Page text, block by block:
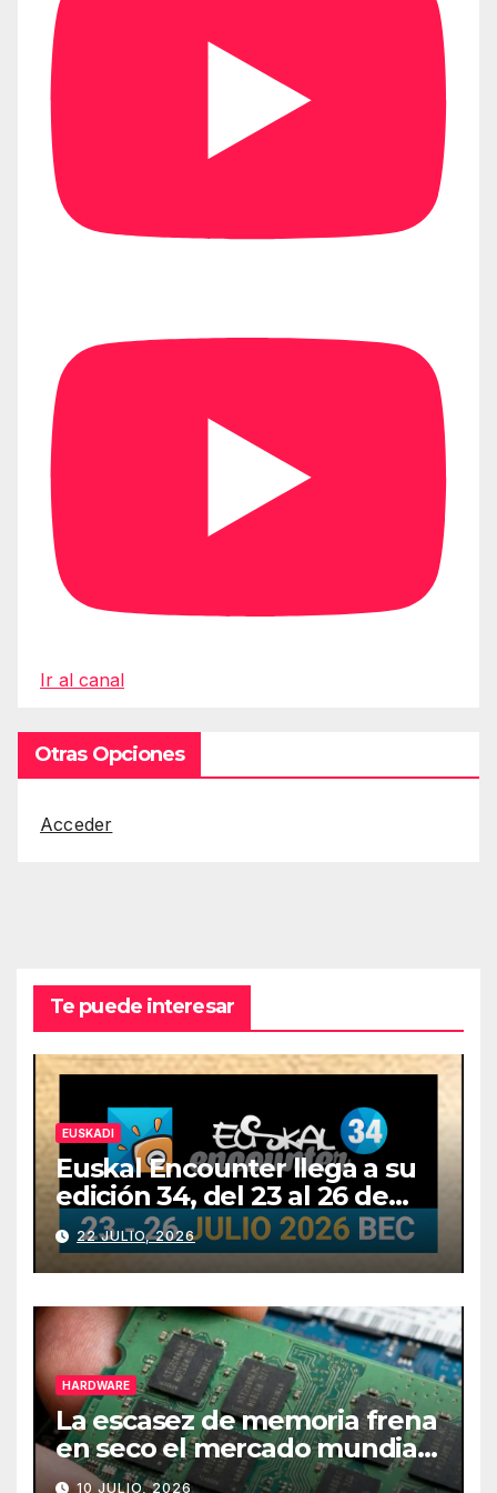
Ir al canal
Otras Opciones
Acceder
Te puede interesar
EUSKADI
Euskal Encounter llega a su
edición 34, del 23 al 26 de
julio
22 JULIO, 2026
HARDWARE
La escasez de memoria frena
en seco el mercado mundial
de PCs
10 JULIO, 2026